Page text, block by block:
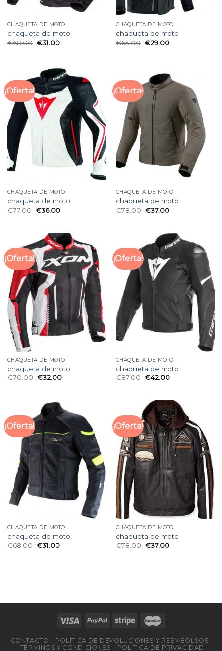
CHAQUETA DE MOTO
chaqueta de moto
€68.00 €31.00
CHAQUETA DE MOTO
chaqueta de moto
€65.00 €29.00
¡Oferta!
CHAQUETA DE MOTO
chaqueta de moto
€77.00 €36.00
¡Oferta!
CHAQUETA DE MOTO
chaqueta de moto
€78.00 €37.00
¡Oferta!
CHAQUETA DE MOTO
chaqueta de moto
€70.00 €32.00
¡Oferta!
CHAQUETA DE MOTO
chaqueta de moto
€87.00 €42.00
¡Oferta!
CHAQUETA DE MOTO
chaqueta de moto
€68.00 €31.00
¡Oferta!
CHAQUETA DE MOTO
chaqueta de moto
€78.00 €37.00
CONTACTO
POLÍTICA DE DEVOLUCIONES Y REEMBOLSOS
TÉRMINOS Y CONDICIONES
POLÍTICA DE PRIVACIDAD